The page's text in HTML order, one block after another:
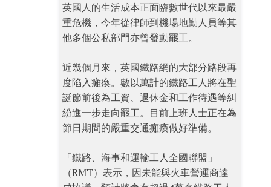
英國人的生活成本正面臨數世代以來最嚴
重危機，今年從律師到機場地勤人員等其
他多個公私部門亦曾發動罷工。
近幾個月來，英國鐵路網的大部分路段再
度陷入癱瘓。數以萬計的鐵路工人將在聖
誕節前後為工資、退休金和工作待遇等糾
紛進一步走向罷工。目前上班人士正在為
節日期間的嚴重交通癱瘓做好準備。
「鐵路、海事和運輸工人全國聯盟」
（RMT）表示，因未能與火車營運商達